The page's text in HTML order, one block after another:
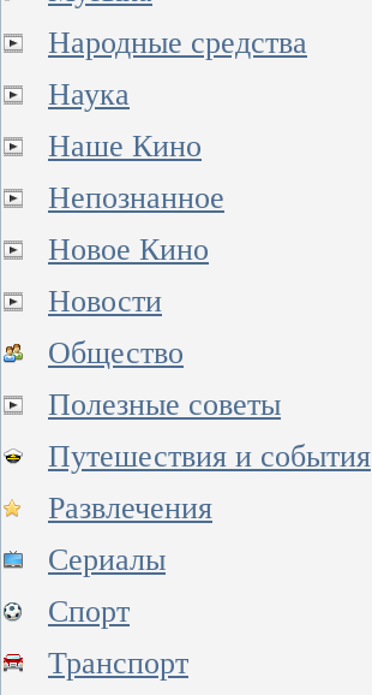
Народные средства
Наука
Наше Кино
Непознанное
Новое Кино
Новости
Общество
Полезные советы
Путешествия и события
Развлечения
Сериалы
Спорт
Транспорт